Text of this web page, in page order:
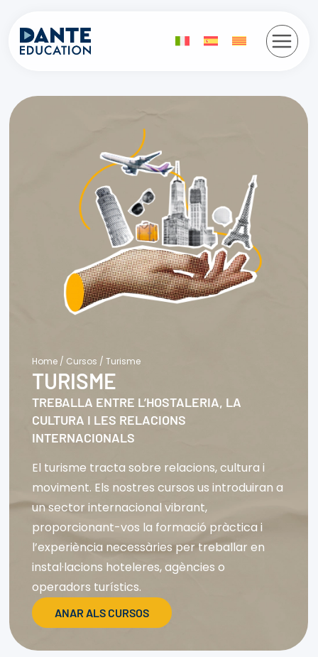
contingut
Home / Cursos /Turisme
TURISME
TREBALLA ENTRE L’HOSTALERIA, LA
CULTURA I LES RELACIONS
INTERNACIONALS
El turisme tracta sobre relacions, cultura i
moviment. Els nostres cursos us introduiran a
un sector internacional vibrant,
proporcionant-vos la formació pràctica i
l’experiència necessàries per treballar en
instal·lacions hoteleres, agències o
operadors turístics.
ANAR ALS CURSOS